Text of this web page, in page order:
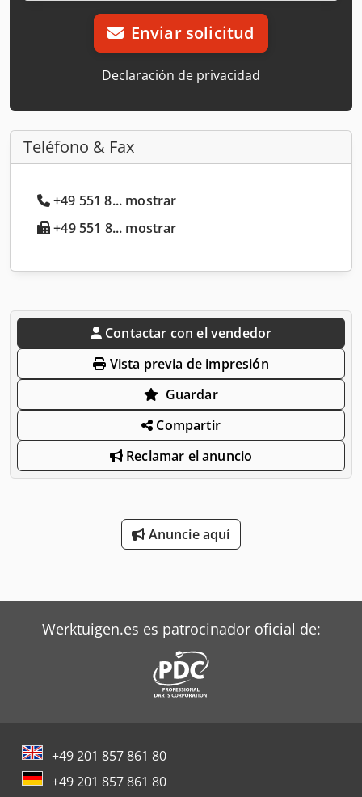
Enviar solicitud
Declaración de privacidad
Teléfono & Fax
+49 551 8... mostrar
+49 551 8... mostrar
Contactar con el vendedor
Vista previa de impresión
Guardar
Compartir
Reclamar el anuncio
Anuncie aquí
Werktuigen.es es patrocinador oficial de:
+49 201 857 861 80
+49 201 857 861 80